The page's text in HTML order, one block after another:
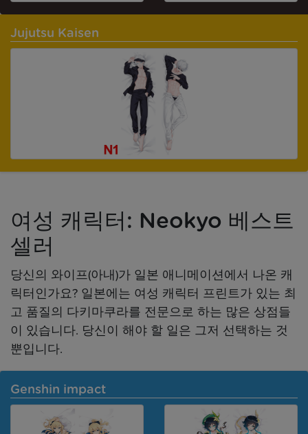
Jujutsu Kaisen
여성 캐릭터: Neokyo 베스트
셀러
당신의 와이프(아내)가 일본 애니메이션에서 나온 캐
릭터인가요? 일본에는 여성 캐릭터 프린트가 있는 최
고 품질의 다키마쿠라를 전문으로 하는 많은 상점들
이 있습니다. 당신이 해야 할 일은 그저 선택하는 것
뿐입니다.
Genshin impact